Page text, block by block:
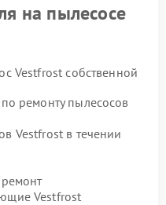
на пылесосе
Vestfrost собственной
ремонту пылесосов
Vestfrost в течении
Vestfrost